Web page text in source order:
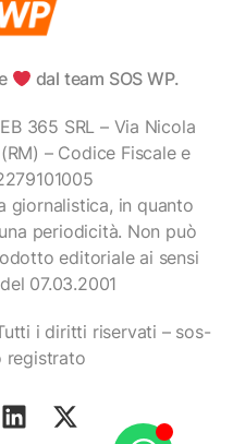
dal team SOS WP.
365 SRL – Via Nicola
– Codice Fiscale e
giornalistica, in quanto
periodicità. Non può
editoriale ai sensi
07.03.2001
i diritti riservati – sos-
registrato